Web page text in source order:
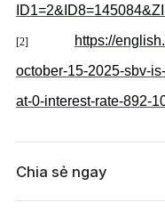
[2]
https://
october-15-2025-sbv-
at-0-interest-rate-892-
Chia sẻ ngay